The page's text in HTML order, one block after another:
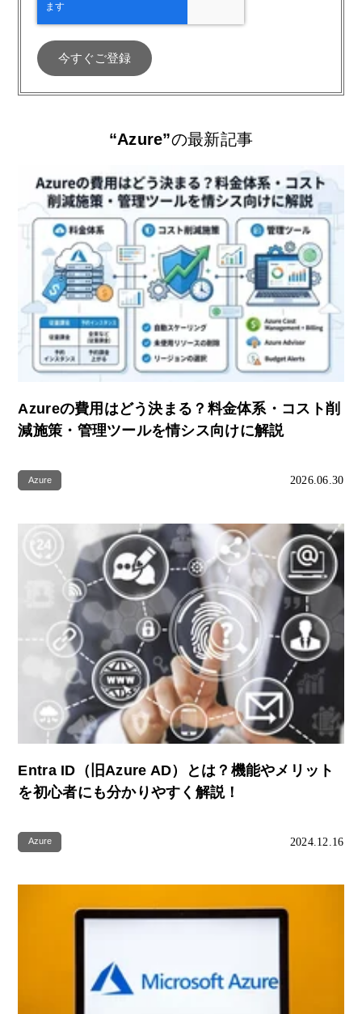
“Azure”の最新記事
Azureの費用はどう決まる？料金体系・コスト削
減施策・管理ツールを情シス向けに解説
Azure 2026.06.30
Entra ID（旧Azure AD）とは？機能やメリット
を初心者にも分かりやすく解説！
Azure 2024.12.16